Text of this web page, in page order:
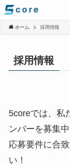
ホーム 採用情報
採用情報
5coreでは、私
ンバーを募集中
応募要件に合
い！